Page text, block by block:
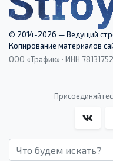
© 2014-2026 — Ведущий
Копирование материалов
ООО «Трафик» · ИНН